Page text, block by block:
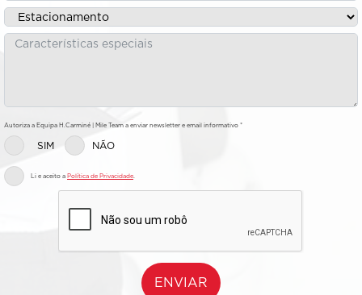
Autoriza a Equipa H.Carminé | Mile Team a enviar newsletter e email informativo *
SIM NÃO
Li e aceito a Política de Privacidade
ENVIAR